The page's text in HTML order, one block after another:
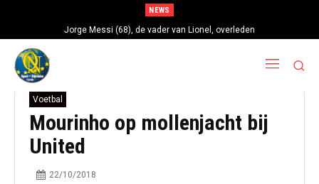
NEWS
Jorge Messi (68), de vader van Lionel, overleden
Voetbal
Mourinho op mollenjacht bij
United
22/10/2018